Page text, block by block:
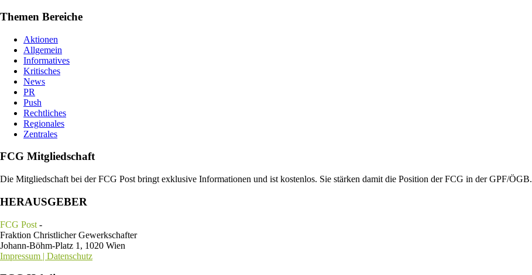
Themen Bereiche
Aktionen
Allgemein
Informatives
Kritisches
News
PR
Push
Rechtliches
Regionales
Zentrales
FCG Mitgliedschaft
Die Mitgliedschaft bei der FCG Post bringt exklusive Informationen und ist kostenlos. Sie stärken damit die Position der FCG in der GPF/ÖGB.
HERAUSGEBER
FCG Post -
Fraktion Christlicher Gewerkschafter
Johann-Böhm-Platz 1, 1020 Wien
Impressum | Datenschutz